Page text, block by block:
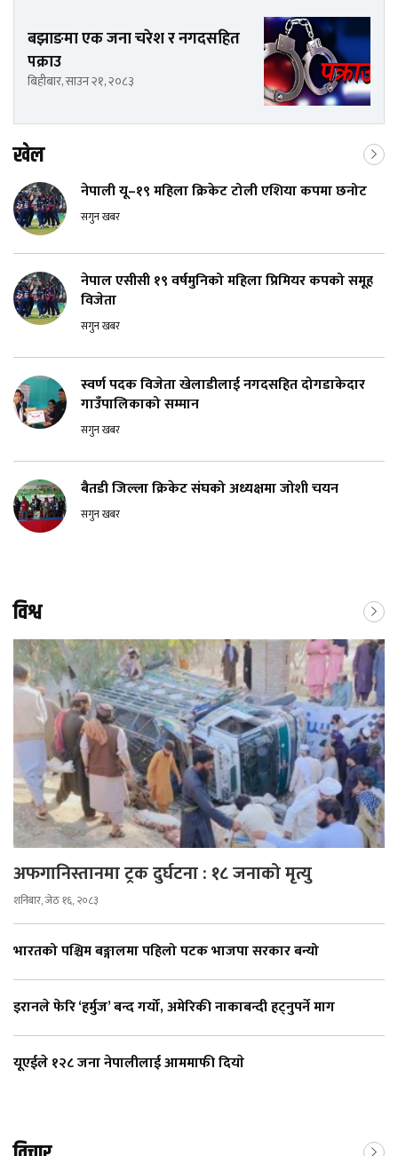
बझाङमा एक जना चरेश र नगदसहित
पक्राउ
बिहीबार, साउन २१, २०८३
खेल
नेपाली यू–१९ महिला क्रिकेट टोली एशिया कपमा छनोट
सगुन खबर
नेपाल एसीसी १९ वर्षमुनिको महिला प्रिमियर कपको समूह
विजेता
सगुन खबर
स्वर्ण पदक विजेता खेलाडीलाई नगदसहित दोगडाकेदार
गाउँपालिकाको सम्मान
सगुन खबर
बैतडी जिल्ला क्रिकेट संघको अध्यक्षमा जोशी चयन
सगुन खबर
विश्व
अफगानिस्तानमा ट्रक दुर्घटना : १८ जनाको मृत्यु
शनिबार, जेठ १६, २०८३
भारतको पश्चिम बङ्गालमा पहिलो पटक भाजपा सरकार बन्यो
इरानले फेरि ‘हर्मुज’ बन्द गर्यो, अमेरिकी नाकाबन्दी हट्नुपर्ने माग
यूएईले १२८ जना नेपालीलाई आममाफी दियाे